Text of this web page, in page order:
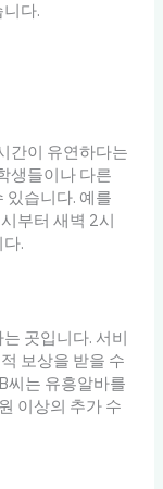
다.
간이 유연하다는
생들이나 다른
있습니다. 예를
부터 새벽 2시
.
곳입니다. 서비
보상을 받을 수
씨는 유흥알바를
이상의 추가 수